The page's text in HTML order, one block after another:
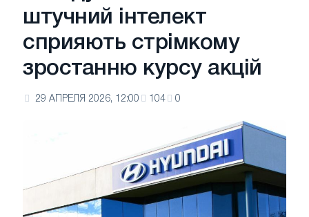
штучний інтелект
сприяють стрімкому
зростанню курсу акцій
29 АПРЕЛЯ 2026, 12:00 104 0